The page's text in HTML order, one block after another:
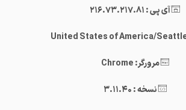
آی پی : 216.73.217.81
مرورگر: Chrome
نسخه : 3.11.40